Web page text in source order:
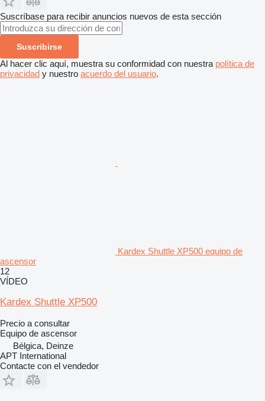
Suscríbase para recibir anuncios nuevos de esta sección
Suscribirse
Al hacer clic aquí, muestra su conformidad con nuestra política de
privacidad y nuestro acuerdo del usuario.
Kardex Shuttle XP500 equipo de
ascensor
12
VÍDEO
Kardex Shuttle XP500
Precio a consultar
Equipo de ascensor
Bélgica, Deinze
APT International
Contacte con el vendedor